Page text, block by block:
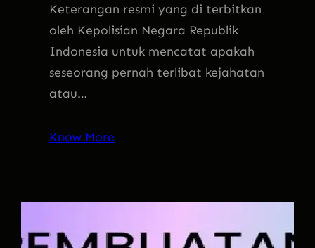
Keterangan resmi yang di terbitkan
oleh Kepolisian Negara Republik
Indonesia untuk mencatat apakah
seseorang pernah terlibat kejahatan
atau…
Know More